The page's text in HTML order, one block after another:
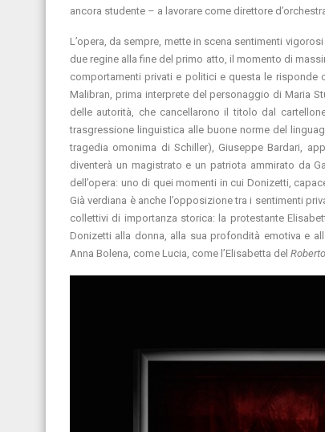
ancora studente – a lavorare come direttore
L’opera, da sempre, mette in scena sentimenti
due regine alla fine del primo atto, il momento di
comportamenti privati e politici e questa le risponde
Malibran, prima interprete del personaggio di Maria
delle autorità, che cancellarono il titolo dal
trasgressione linguistica alle buone norme del
tragedia omonima di Schiller), Giuseppe Bardari,
diventerà un magistrato e un patriota ammirato da
dell’opera: uno di quei momenti in cui Donizetti,
Già verdiana è anche l’opposizione tra i sentimenti
collettivi di importanza storica: la protestante
Donizetti alla donna, alla sua profondità emotiva e
Anna Bolena, come Lucia, come l’Elisabetta del